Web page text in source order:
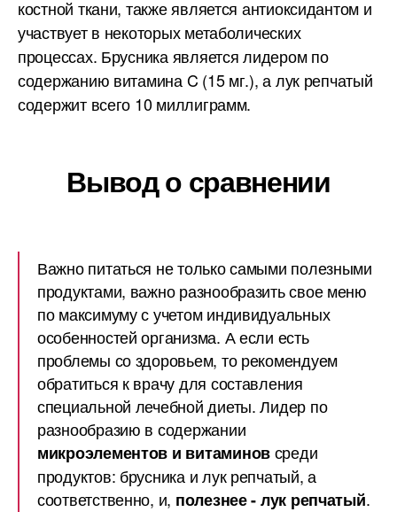
костной ткани, также является антиоксидантом и
участвует в некоторых метаболических
процессах. Брусника является лидером по
содержанию витамина C (15 мг.), а лук репчатый
содержит всего 10 миллиграмм.
Вывод о сравнении
Важно питаться не только самыми полезными
продуктами, важно разнообразить свое меню
по максимуму с учетом индивидуальных
особенностей организма. А если есть
проблемы со здоровьем, то рекомендуем
обратиться к врачу для составления
специальной лечебной диеты. Лидер по
разнообразию в содержании
микроэлементов и витаминовсреди
продуктов: брусника и лук репчатый, а
соответственно, и, полезнее - лук репчатый.